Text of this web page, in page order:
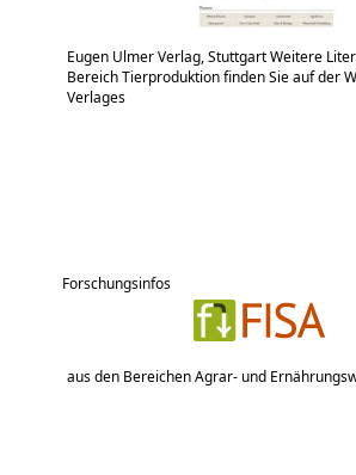
Eugen Ulmer Verlag, Stuttgart Weitere
Bereich Tierproduktion finden Sie auf der
Verlages
Forschungsinfos
aus den Bereichen Agrar- und